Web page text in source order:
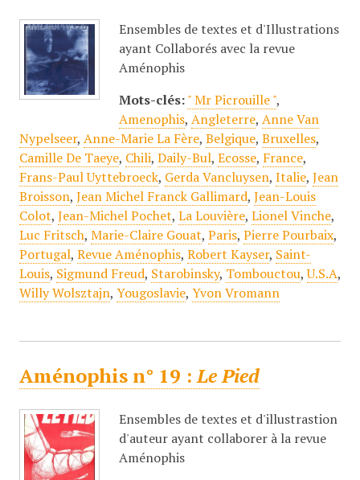
Ensembles de textes et d'Illustrations
ayant Collaborés avec la revue
Aménophis
Mots-clés: " Mr Picrouille ",
Amenophis, Angleterre, Anne Van
Nypelseer, Anne-Marie La Fère, Belgique, Bruxelles,
Camille De Taeye, Chili, Daily-Bul, Ecosse, France,
Frans-Paul Uyttebroeck, Gerda Vancluysen, Italie, Jean
Broisson, Jean Michel Franck Gallimard, Jean-Louis
Colot, Jean-Michel Pochet, La Louvière, Lionel Vinche,
Luc Fritsch, Marie-Claire Gouat, Paris, Pierre Pourbaix,
Portugal, Revue Aménophis, Robert Kayser, Saint-
Louis, Sigmund Freud, Starobinsky, Tombouctou,U.S.A,
Willy Wolsztajn, Yougoslavie, Yvon Vromann
Aménophis n° 19 :Le Pied
Ensembles de textes et d'illustrastion
d'auteur ayant collaborer à la revue
Aménophis